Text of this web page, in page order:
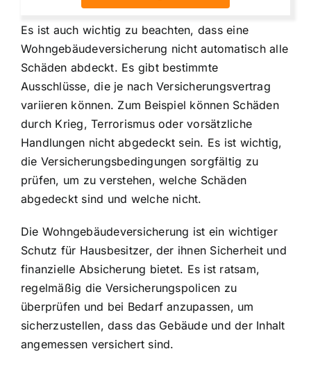
Es ist auch wichtig zu beachten, dass eine
Wohngebäudeversicherung nicht automatisch alle
Schäden abdeckt. Es gibt bestimmte
Ausschlüsse, die je nach Versicherungsvertrag
variieren können. Zum Beispiel können Schäden
durch Krieg, Terrorismus oder vorsätzliche
Handlungen nicht abgedeckt sein. Es ist wichtig,
die Versicherungsbedingungen sorgfältig zu
prüfen, um zu verstehen, welche Schäden
abgedeckt sind und welche nicht.
Die Wohngebäudeversicherung ist ein wichtiger
Schutz für Hausbesitzer, der ihnen Sicherheit und
finanzielle Absicherung bietet. Es ist ratsam,
regelmäßig die Versicherungspolicen zu
überprüfen und bei Bedarf anzupassen, um
sicherzustellen, dass das Gebäude und der Inhalt
angemessen versichert sind.